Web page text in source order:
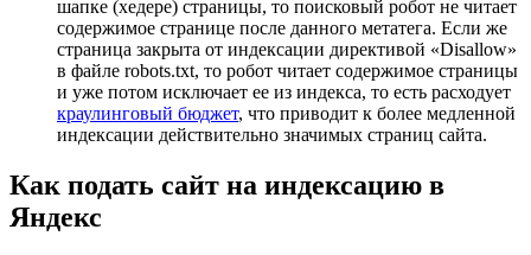
шапке (хедере) страницы, то поисковый робот не читает
содержимое странице после данного метатега. Если же
страница закрыта от индексации директивой «Disallow»
в файле robots.txt, то робот читает содержимое страницы
и уже потом исключает ее из индекса, то есть расходует
краулинговый бюджет, что приводит к более медленной
индексации действительно значимых страниц сайта.
Как подать сайт на индексацию в
Яндекс